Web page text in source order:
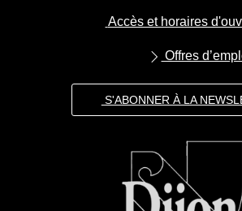
Accès et horaires
Offres
S'ABONNER À LA